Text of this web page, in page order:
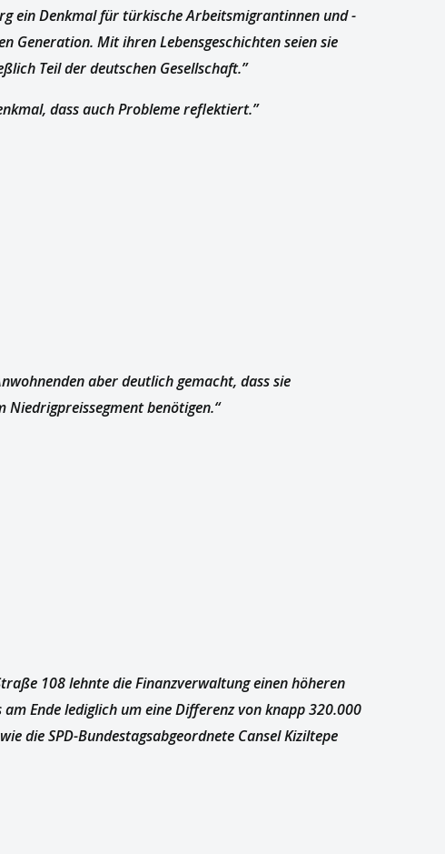
ein Denkmal für türkische Arbeitsmigrantinnen und -
Generation. Mit ihren Lebensgeschichten seien sie
Teil der deutschen Gesellschaft.”
dass auch Probleme reflektiert.”
aber deutlich gemacht, dass sie
Niedrigpreissegment benötigen.“
108 lehnte die Finanzverwaltung einen höheren
am Ende lediglich um eine Differenz von knapp 320.000
die SPD-Bundestagsabgeordnete Cansel Kiziltepe